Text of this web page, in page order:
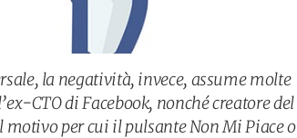
la negatività, invece, assume molte
CTO di Facebook, nonché creatore del
motivo per cui il pulsante Non Mi Piace o